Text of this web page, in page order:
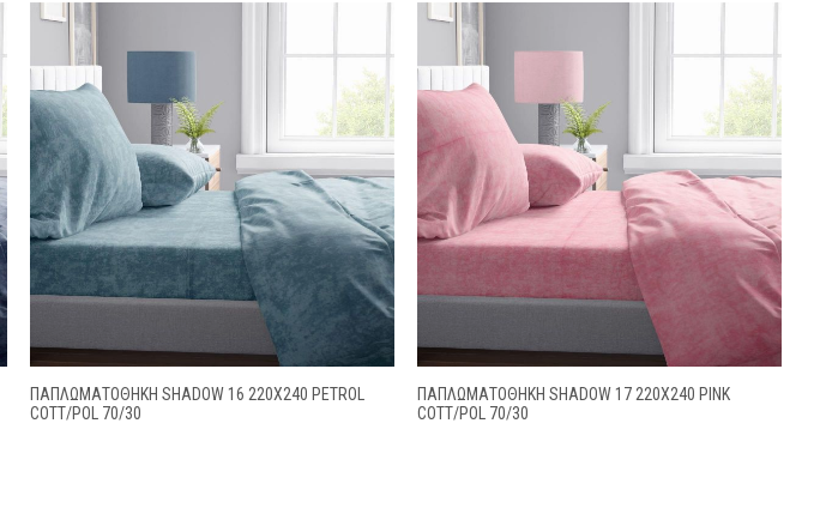
ΠΑΠΛΩΜΑΤΟΘΗΚΗ SHADOW 16 220X240 PETROL
COTT/POL 70/30
ΠΑΠΛΩΜΑΤΟΘΗΚΗ SHADOW 17 220X240 PINK
COTT/POL 70/30